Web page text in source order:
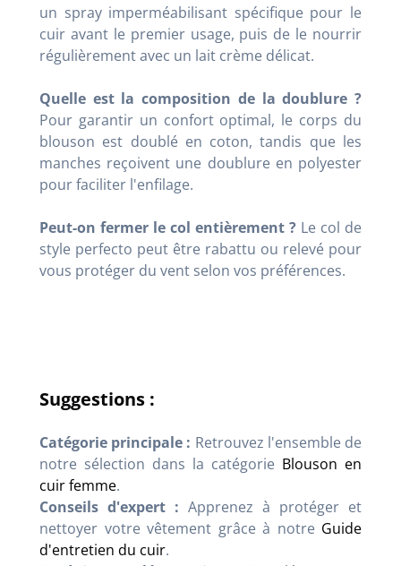
un spray imperméabilisant spécifique pour le
cuir avant le premier usage, puis de le nourrir
régulièrement avec un lait crème délicat.
Quelle est la composition de la doublure ?
Pour garantir un confort optimal, le corps du
blouson est doublé en coton, tandis que les
manches reçoivent une doublure en polyester
pour faciliter l'enfilage.
Peut-on fermer le col entièrement ? Le col de
style perfecto peut être rabattu ou relevé pour
vous protéger du vent selon vos préférences.
Suggestions :
Catégorie principale : Retrouvez l'ensemble de
notre sélection dans la catégorie Blouson en
cuir femme.
Conseils d'expert : Apprenez à protéger et
nettoyer votre vêtement grâce à notre Guide
d'entretien du cuir.